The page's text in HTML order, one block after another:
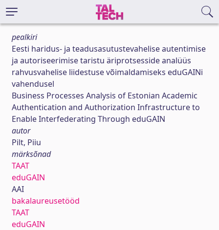
pealkiri
Eesti haridus- ja teadusasutustevahelise autentimise
ja autoriseerimise taristu äriprotsesside analüüs
rahvusvahelise liidestuse võimaldamiseks eduGAINi
vahendusel
Business Processes Analysis of Estonian Academic
Authentication and Authorization Infrastructure to
Enable Interfederating Through eduGAIN
autor
Pilt, Piiu
märksõnad
TAAT
eduGAIN
AAI
bakalaureusetööd
TAAT
eduGAIN